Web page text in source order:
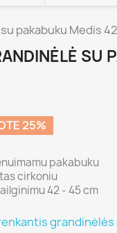
pakabuku Medis
SU
25%
pakabuku
cirkoniu
42 - 45 cm
grandinėlės